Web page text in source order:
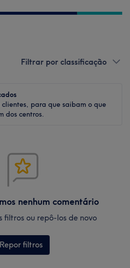
Filtrar por classificação
clientes, para que saibam o que
dos centros.
nenhum comentário
filtros ou repô-los de novo
Repor filtros